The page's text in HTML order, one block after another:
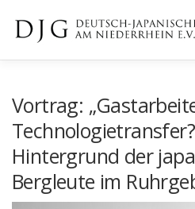
Inhalt
springen
GALERIE ÜBER UNS
Vortrag:
Hintergrund der
Bergleute im